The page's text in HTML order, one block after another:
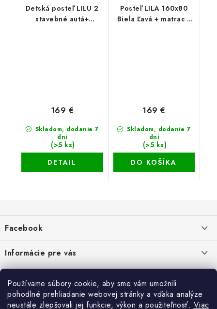
Používame súbory cookie, aby sme vám umožnili
pohodlné prehliadanie webovej stránky a vďaka analýze
neustále zlepšovali jej funkcie, výkon a použiteľnosť. Viac
Detská posteľ LILU 2
stavebné autá+
Skladom, dodanie 7
dni
(>5 ks)
169 €
DETAIL
Posteľ LILA 160x80
Biela Ľavá + matrac +
Skladom, dodanie 7
dni
(>5 ks)
169 €
DO KOŠÍKA
p
ä
t
i
Facebook
Informácie pre vás
Dopravné a platobné podmienky
Galéria od Zákaznikov
Blog
Krycie plachty, ešte lepšia kvalita
Obchodné podmienky Ochrana osobných údajov